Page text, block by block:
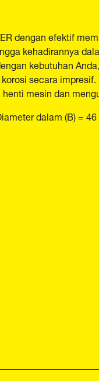
dengan efektif
kehadirannya
kebutuhan
secara
mesin dan
dalam (B) =